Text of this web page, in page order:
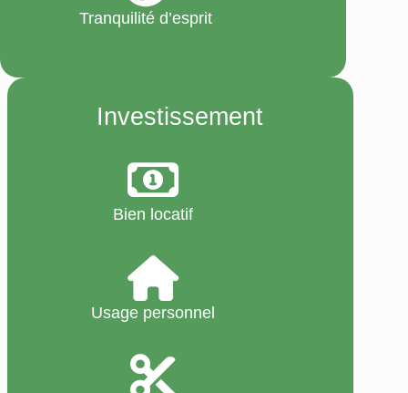
Tranquilité d’esprit
Investissement
Bien locatif
Usage personnel